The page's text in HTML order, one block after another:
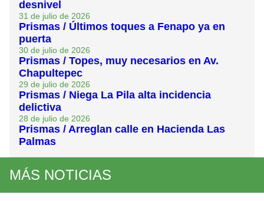
desnivel
31 de julio de 2026
Prismas / Últimos toques a Fenapo ya en
puerta
30 de julio de 2026
Prismas / Topes, muy necesarios en Av.
Chapultepec
29 de julio de 2026
Prismas / Niega La Pila alta incidencia
delictiva
28 de julio de 2026
Prismas / Arreglan calle en Hacienda Las
Palmas
MÁS NOTICIAS